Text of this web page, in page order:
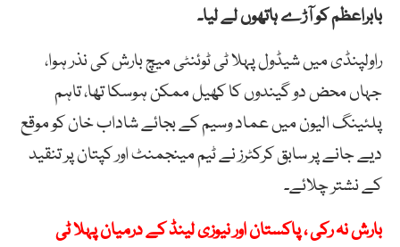
بابراعظم کو آڑے ہاتھوں لے لیا۔
راولپنڈی میں شیڈول پہلا ٹی ٹوئنٹی میچ بارش کی نذر ہوا،
جہاں محض دو گیندوں کا کھیل ممکن ہوسکا تھا، تاہم
پلئینگ الیون میں عماد وسیم کے بجائے شاداب خان کو موقع
دیے جانے پر سابق کرکٹرز نے ٹیم مینجمنٹ اور کپتان پر تنقید
کے نشتر چلائے۔
بارش نہ رکی ، پاکستان اور نیوزی لینڈ کے درمیان پہلا ٹی